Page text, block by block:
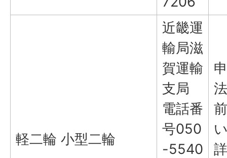
軽二輪 小型二輪
近畿運
輸局滋
賀運輸
支局
電話番
号050
-5540